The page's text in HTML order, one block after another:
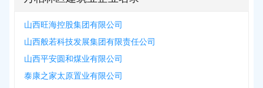
山西旺海控股集团有限公司
山西般若科技发展集团有限责任公司
山西平安圆和煤业有限公司
泰康之家太原置业有限公司